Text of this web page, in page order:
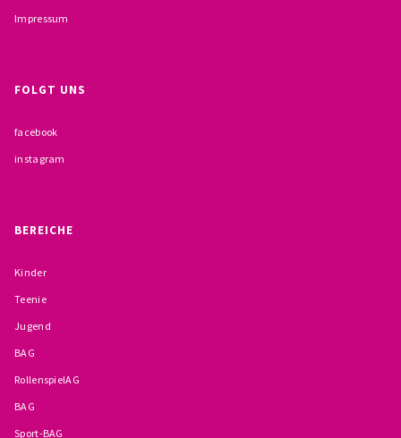
Impressum
FOLGT UNS
facebook
instagram
BEREICHE
Kinder
Teenie
Jugend
BAG
RollenspielAG
BAG
Sport-BAG